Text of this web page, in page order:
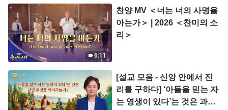
6:11
찬양 MV ＜너는 너의 사명을
아는가＞ | 2026 ＜찬미의 소
리＞
[설교 모음 - 신앙 안에서 진
리를 구하다] ‘아들을 믿는 자
는 영생이 있다’는 것은 과연